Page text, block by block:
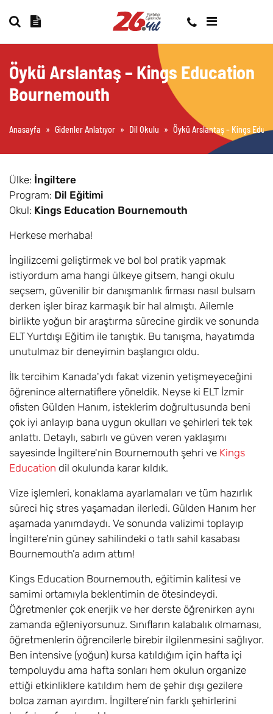
Öykü Arslantaş – Kings Education
Bournemouth
Anasayfa » Gidenler Anlatıyor » Dil Okulu » Öykü Arslantaş – Kings
Ülke: İngiltere
Program: Dil Eğitimi
Okul: Kings Education Bournemouth
Herkese merhaba!
İngilizcemi geliştirmek ve bol bol pratik yapmak
istiyordum ama hangi ülkeye gitsem, hangi okulu
seçsem, güvenilir bir danışmanlık firması nasıl bulsam
derken işler biraz karmaşık bir hal almıştı. Ailemle
birlikte yoğun bir araştırma sürecine girdik ve sonunda
ELT Yurtdışı Eğitim ile tanıştık. Bu tanışma, hayatımda
unutulmaz bir deneyimin başlangıcı oldu.
İlk tercihim Kanada'ydı fakat vizenin yetişmeyeceğini
öğrenince alternatiflere yöneldik. Neyse ki ELT İzmir
ofisten Gülden Hanım, isteklerim doğrultusunda beni
çok iyi anlayıp bana uygun okulları ve şehirleri tek tek
anlattı. Detaylı, sabırlı ve güven veren yaklaşımı
sayesinde İngiltere'nin Bournemouth şehri ve Kings
Education dil okulunda karar kıldık.
Vize işlemleri, konaklama ayarlamaları ve tüm hazırlık
süreci hiç stres yaşamadan ilerledi. Gülden Hanım her
aşamada yanımdaydı. Ve sonunda valizimi toplayıp
İngiltere’nin güney sahilindeki o tatlı sahil kasabası
Bournemouth’a adım attım!
Kings Education Bournemouth, eğitimin kalitesi ve
samimi ortamıyla beklentimin de ötesindeydi.
Öğretmenler çok enerjik ve her derste öğrenirken aynı
zamanda eğleniyorsunuz. Sınıfların kalabalık olmaması,
öğretmenlerin öğrencilerle birebir ilgilenmesini sağlıyor.
Ben intensive (yoğun) kursa katıldığım için hafta içi
tempoluydu ama hafta sonları hem okulun organize
ettiği etkinliklere katıldım hem de şehir dışı gezilere
bolca zaman ayırdım. İngiltere’nin farklı şehirlerini